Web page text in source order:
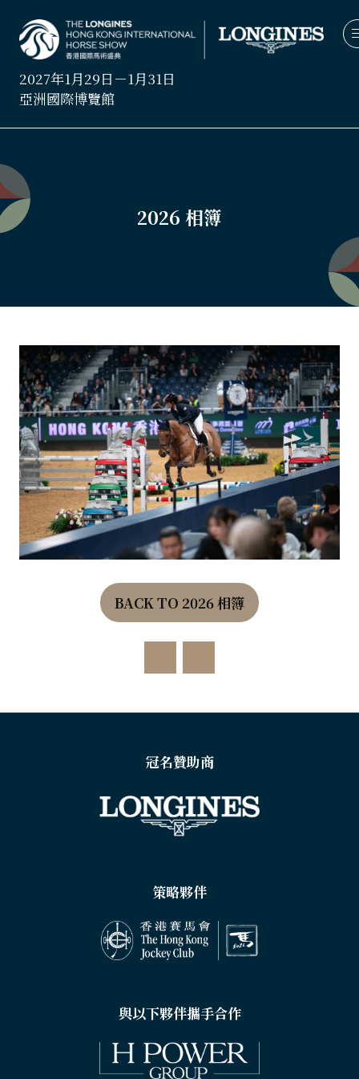
2027年1月29日－1月31日
亞洲國際博覽館
2026 相簿
BACK TO 2026 相簿
(OPENS
NEW
冠名贊助商
策略夥伴
與以下夥伴攜手合作